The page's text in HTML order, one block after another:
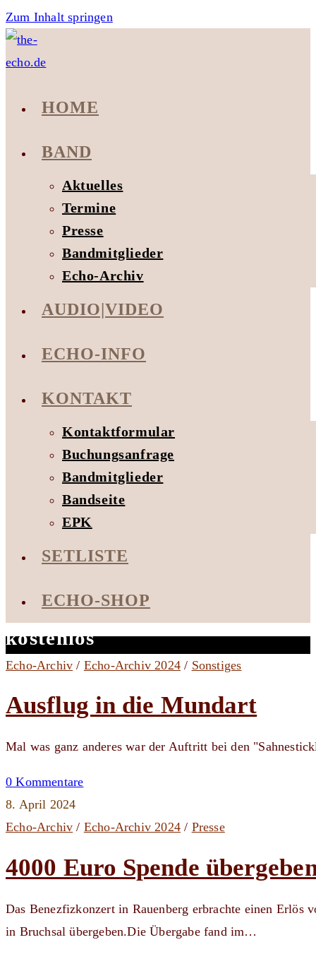
Zum Inhalt springen
HOME
BAND
Aktuelles
Termine
Presse
Bandmitglieder
Echo-Archiv
AUDIO|VIDEO
ECHO-INFO
KONTAKT
Kontaktformular
Buchungsanfrage
Bandmitglieder
Bandseite
EPK
SETLISTE
ECHO-SHOP
kostenlos
Echo-Archiv / Echo-Archiv 2024 / Sonstiges
Ausflug in die Mundart
Mal was ganz anderes war der Auftritt bei den
0 Kommentare
8. April 2024
Echo-Archiv / Echo-Archiv 2024 / Presse
4000 Euro Spende
Das Benezfizkonzert in Rauenberg erbrachte einen Erlös
in Bruchsal übergeben.Die Übergabe fand im…